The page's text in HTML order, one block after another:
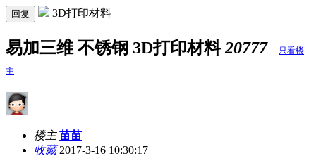
回复 3D打印材料
易加三维 不锈钢 3D打印材料20777 只看楼
主
楼主 苗苗
收藏2017-3-16 10:30:17